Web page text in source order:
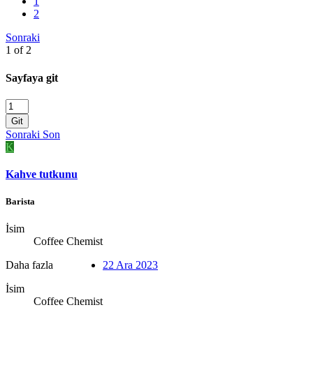
2
Sonraki
1 of 2
Sayfaya git
Git
Sonraki Son
K
Kahve tutkunu
Barista
İsim
Coffee Chemist
Daha fazla
İsim
Coffee Chemist
22 Ara 2023